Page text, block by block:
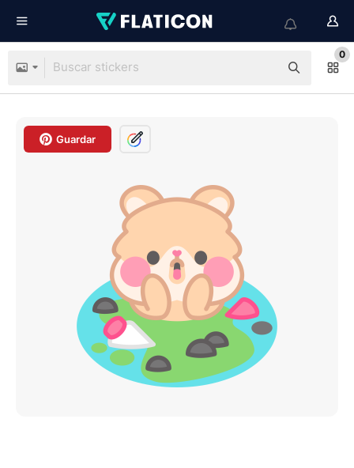
0
Guardar